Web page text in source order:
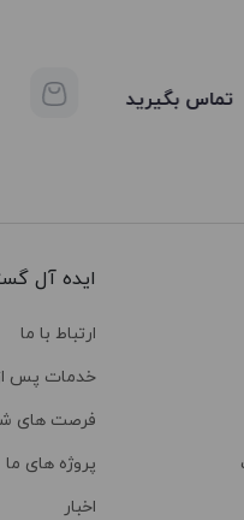
تماس بگیرید
ایده آل
ارتباط با ما
خدمات پس
فرصت های
پروژه های ما
اخبار